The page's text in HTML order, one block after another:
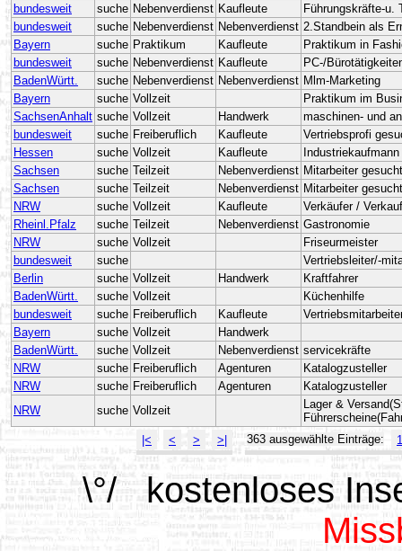
bundesweit
suche Nebenverdienst Kaufleute
Führungskräfte-u.
bundesweit
suche Nebenverdienst Nebenverdienst 2.Standbein als
Bayern
suche Praktikum Kaufleute
Praktikum in
bundesweit
suche Nebenverdienst Kaufleute
PC-/
BadenWürtt.
suche Nebenverdienst Nebenverdienst Mlm-Marketing
Bayern
suche Vollzeit
Praktikum im
SachsenAnhalt suche Vollzeit Handwerk
maschinen- und
bundesweit
suche Freiberuflich Kaufleute
Vertriebsprofi
Hessen
suche Vollzeit Kaufleute
Industriekaufmann
Sachsen
suche Teilzeit Nebenverdienst Mitarbeiter
Sachsen
suche Teilzeit Nebenverdienst Mitarbeiter
NRW
suche Vollzeit Kaufleute
Verkäufer /
Rheinl.Pfalz
suche Teilzeit Nebenverdienst Gastronomie
NRW
suche Vollzeit
Friseurmeister
bundesweit
suche
Vertriebsleiter/-
Berlin
suche Vollzeit Handwerk
Kraftfahrer
BadenWürtt.
suche Vollzeit
Küchenhilfe
bundesweit
suche Freiberuflich Kaufleute
Bayern
suche Vollzeit
Handwerk
BadenWürtt.
suche Vollzeit Nebenverdienst servicekräfte
NRW
suche Freiberuflich Agenturen
Katalogzusteller
NRW
suche Freiberuflich Agenturen
Katalogzusteller
NRW
suche Vollzeit
Lager &
|<
< > >| 363 ausgewählte Einträge: 1
\°/ kostenloses